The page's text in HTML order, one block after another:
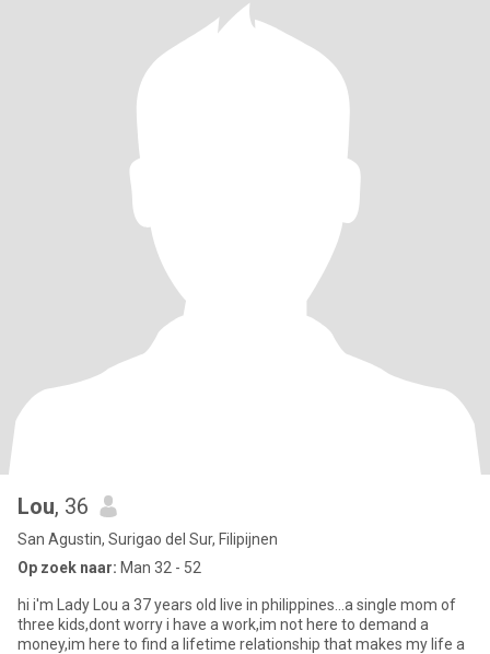
Lou, 36
San Agustin, Surigao del Sur, Filipijnen
Op zoek naar: Man 32 - 52
hi i'm Lady Lou a 37 years old live in philippines...a single mom of
three kids,dont worry i have a work,im not here to demand a
money,im here to find a lifetime relationship that makes my life a